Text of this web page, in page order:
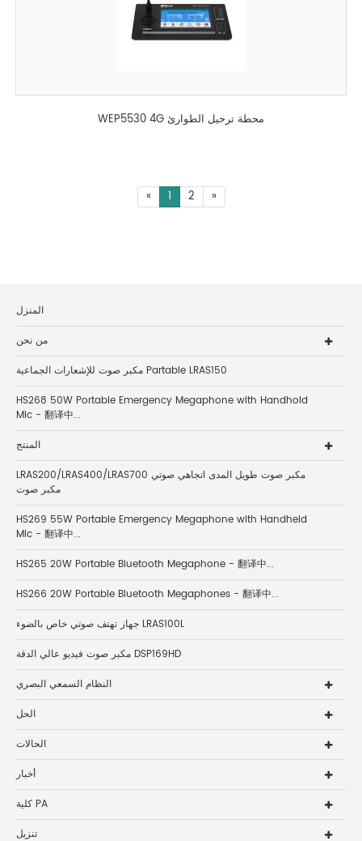
WEP5530 4G محطة ترحيل الطوارئ
« 1 2 »
المنزل
من نحن
مكبر صوت للإشعارات الجماعية Partable LRAS150
HS268 50W Portable Emergency Megaphone with Handhold
Mic - 翻译中...
المنتج
LRAS200/LRAS400/LRAS700 مكبر صوت طويل المدى اتجاهي صوتي
مكبر صوت
HS269 55W Portable Emergency Megaphone with Handheld
Mic - 翻译中...
HS265 20W Portable Bluetooth Megaphone - 翻译中...
HS266 20W Portable Bluetooth Megaphones - 翻译中...
جهاز تهتف صوتي خاص بالضوء LRAS100L
مكبر صوت فيديو عالي الدقة DSP169HD
النظام السمعي البصري
الحل
الحالات
أخبار
كلية PA
تنزيل